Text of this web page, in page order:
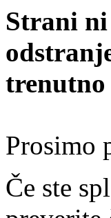
Strani
trenutno
Prosimo
Če ste